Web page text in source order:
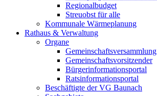
Regionalbudget
Streuobst für alle
Kommunale Wärmeplanung
Rathaus & Verwaltung
Organe
Gemeinschaftsversammlung
Gemeinschaftsvorsitzender
Bürgerinformationsportal
Ratsinformationsportal
Beschäftigte der VG Baunach